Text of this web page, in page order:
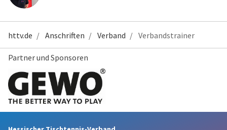
httv.de Anschriften Verband Verbandstrainer
Partner und Sponsoren